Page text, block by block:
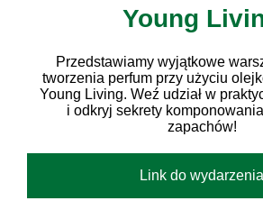
Young
Przedstawiamy wyjątkowe
tworzenia perfum przy użyciu
Young Living. Weź udział w
i odkryj sekrety
zapachów!
Link do wydarzenia